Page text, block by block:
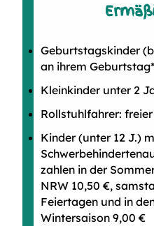
Geburtstagskinder
an ihrem Geburtstag*
Kleinkinder unter 2
Rollstuhlfahrer:
Kinder (unter 12 J.)
zahlen in der
NRW 10,50 €,
Feiertagen und in
Wintersaison 9,00 €